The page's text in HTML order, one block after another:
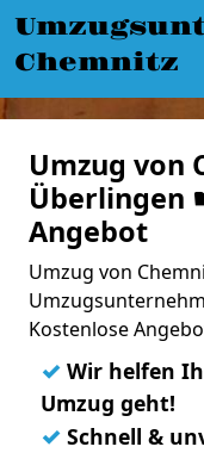
Chemnitz
Umzug von
Überlingen
Angebot
Umzug von
Kostenlose
✓ Wir helfen
Umzug geht!
✓ Schnell &